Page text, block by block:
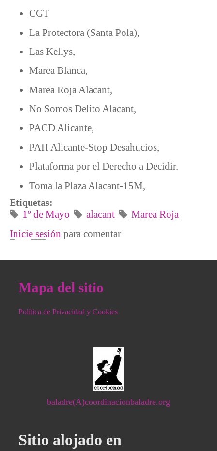
CGT
La Protectora (Santa Pola),
Las Kellys,
Marea Blanca,
Marea Roja Alacant,
No Somos Delito Alacant,
PACD Alicante,
PAH Alicante-Stop Desahucios,
Plataforma por el Derecho a Decidir.
Toma la Plaza Alacant-15M,
Etiquetas:
1º de Mayo alacant
Marea Roja
Inicie sesión para comentar
Mapa del sitio
Política de Privacidad y Cookies
baladre(A)coordinacionbaladre.org
Sitio alojado en